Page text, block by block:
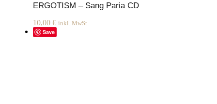
ERGOTISM – Sang Paria CD
10,00 € inkl. MwSt.
Save